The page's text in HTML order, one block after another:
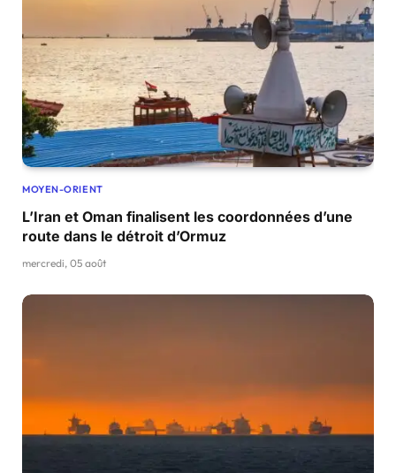
MOYEN-ORIENT
L’Iran et Oman finalisent les coordonnées d’une
route dans le détroit d’Ormuz
mercredi, 05 août